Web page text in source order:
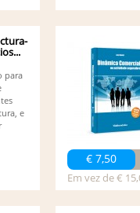
para
e
€ 7,50
Em vez de €